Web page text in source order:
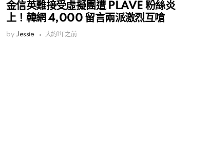
金信英難接受虛擬團遭 PLAVE 粉絲炎
上！韓網 4,000 留言兩派激烈互嗆
by Jessie 大約1年之前